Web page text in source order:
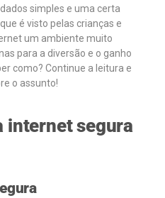
simples e uma certa
é visto pelas crianças e
um ambiente muito
para a diversão e o ganho
como? Continue a leitura e
o assunto!
internet segura